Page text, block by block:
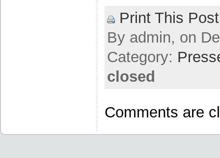
Print This Post
By admin, on
Category:
closed
Comments are